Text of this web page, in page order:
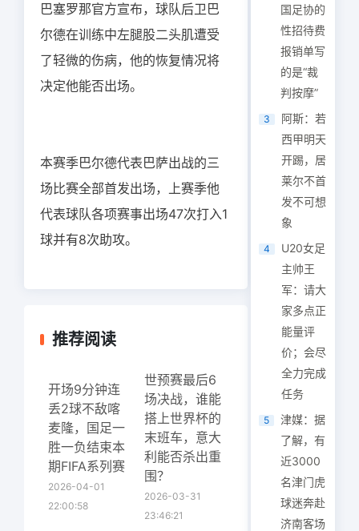
巴塞罗那官方宣布，球队后卫巴
尔德在训练中左腿股二头肌遭受
了轻微的伤病，他的恢复情况将
决定他能否出场。
本赛季巴尔德代表巴萨出战的三
场比赛全部首发出场，上赛季他
代表球队各项赛事出场47次打入1
球并有8次助攻。
推荐阅读
开场9分钟连
丢2球不敌喀
麦隆，国足一
胜一负结束本
期FIFA系列赛
2026-04-01
22:00:58
世预赛最后6
场决战，谁能
搭上世界杯的
末班车，意大
利能否杀出重
围？
2026-03-31
23:46:21
国足协的
性招待费
报销单写
的是“裁
判按摩”
3
阿斯：若
西甲明天
开踢，居
莱尔不首
发不可想
象
4
U20女足
主帅王
军：请大
家多点正
能量评
价；会尽
全力完成
任务
5
津媒：据
了解，有
近3000
名津门虎
球迷奔赴
济南客场